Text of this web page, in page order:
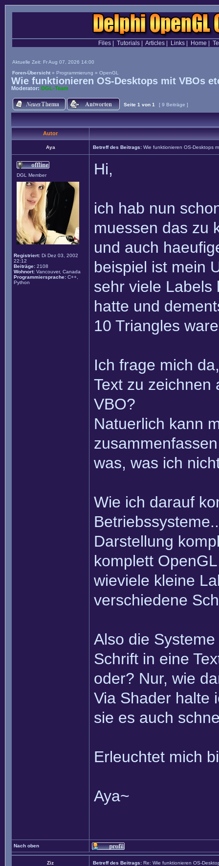
Files| Tutorials| Articles| Links| Home
Aktuelle Zeit: Fr Aug 07, 2026 14:00
Foren-Übersicht » Programmierung » OpenGL
Wie funktionieren OS-Desktops mit VBOs
Moderator: DGL-Team
Seite 1 von 1 [ 9 Beiträge ]
Autor
Aya Betreff des Beitrags: Wie funktionieren OS-Desktops
DGL Member
Registriert: Di Dez 03, 2002
22:12
Beiträge: 2108
Wohnort: Vancouver, Canada
Programmiersprache: C++,
Python
Hi,
ich hab nun
muessen das zu
und auch
beispiel ist mein
sehr viele Labels
hatte und
10 Triangles
Ich frage mich
Text zu zeichnen
VBO?
Natuerlich kann
was, was ich
Wie ich darauf
Darstellung
komplett
wieviele kleine
verschiedene
Also die
Schrift in eine
oder? Nur, wie
Via Shader halte
sie es auch
Erleuchtet mich
Aya~
Nach oben
Ziz Betreff des Beitrags: Re: Wie funktionieren OS-